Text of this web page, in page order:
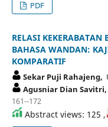
PDF
RELASI KEKERABATAN
BAHASA WANDAN:
KOMPARATIF
Sekar Puji Rahajeng,
Agusniar Dian Savitri,
161--172
Abstract views: 125 ,